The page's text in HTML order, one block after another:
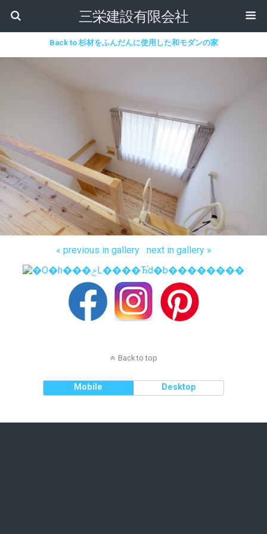
三栄建設有限会社
Back to 杉材をふんだんに使用した和モダンの家
« previous in gallery next in gallery »
Back to top
Mobile Desktop